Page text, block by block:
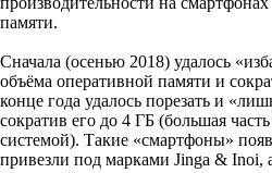
памяти.
Сначала (осенью 2018) удалось
объёма оперативной памяти и
конце года удалось порезать и
сократив его до 4 ГБ (большая
системой). Такие «смартфоны»
привезли под марками Jinga & Inoi,